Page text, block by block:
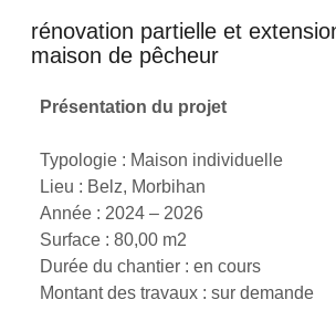
rénovation partielle et
maison de pêcheur
Présentation du projet
Typologie : Maison individuelle
Lieu : Belz, Morbihan
Année : 2024 – 2026
Surface : 80,00 m2
Durée du chantier : en cours
Montant des travaux : sur demande